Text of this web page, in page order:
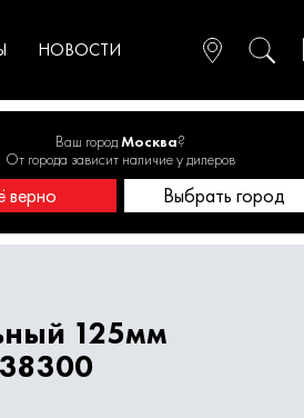
садоводства
НОВОСТИ
Ваш городМосква?
От города зависит наличие у дилеров
верно Выбрать город
шкурка круглая
Диаметр 125 мм
125мм